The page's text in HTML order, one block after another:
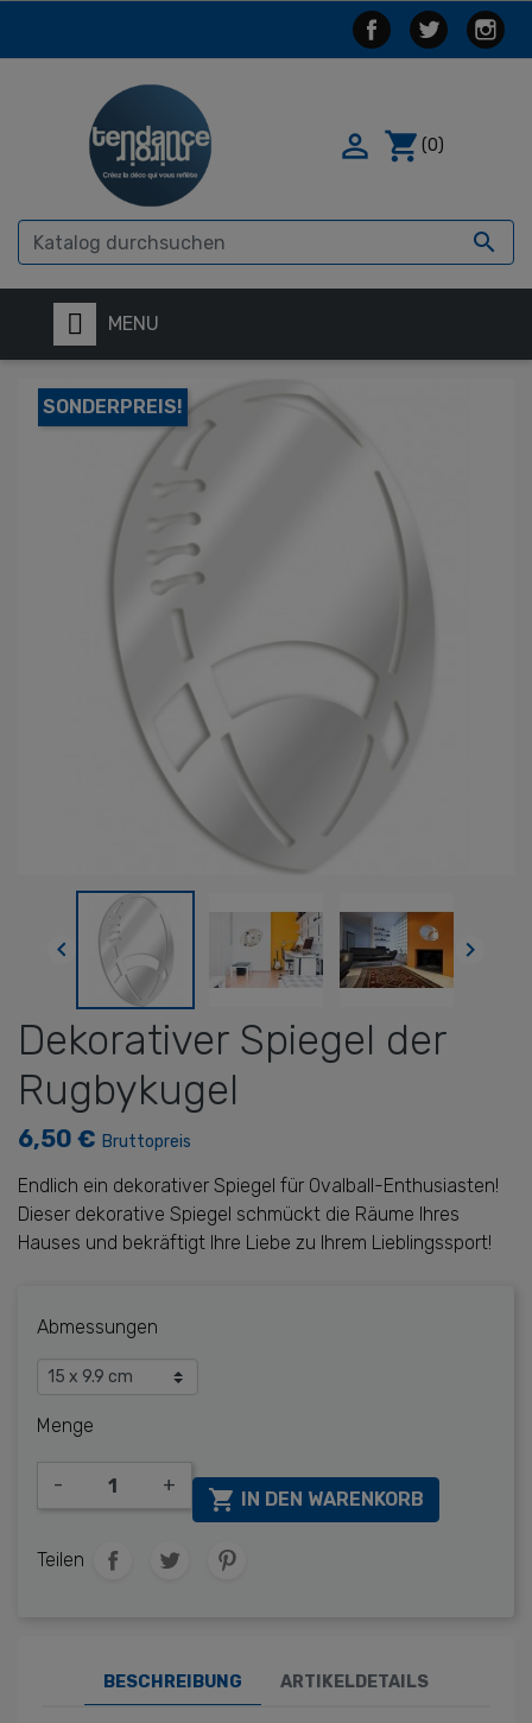

 shopping_cart (0)
MENU
SONDERPREIS!
 
Dekorativer Spiegel der
Rugbykugel
6,50 € Bruttopreis
Endlich ein dekorativer Spiegel für Ovalball-Enthusiasten!
Dieser dekorative Spiegel schmückt die Räume Ihres
Hauses und bekräftigt Ihre Liebe zu Ihrem Lieblingssport!
Abmessungen
Menge
- +
 IN DEN WARENKORB
Teilen
BESCHREIBUNG ARTIKELDETAILS